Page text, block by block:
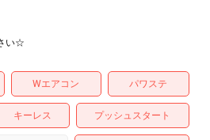
い☆
Wエアコン パワステ
キーレス プッシュスタート